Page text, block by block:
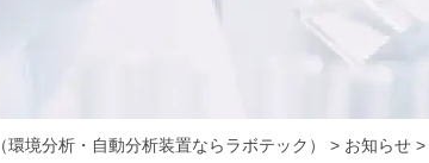
（環境分析・自動分析装置ならラボテック） > お知らせ >